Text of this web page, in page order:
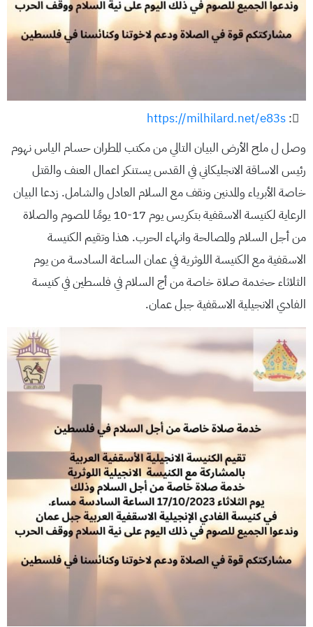
:
https://milhilard.net/e83s
وصل ل ملح الأرض البيان التالي من مكتب المطران حسام الياس نهوم
رئيس الاساقة الانجليكاني في القدس يستنكر اعمال العنف والقتل
خاصة الأبرياء والمدنين ونقف مع السلام العادل والشامل. زدعا البيان
الرعاية لكنيسة الاسقفية بتكريس يوم 17-10 يومًا للصوم والصلاة
من أجل السلام والمصالحة وانهاء الحرب. هذا وتقيم الكنيسة
الاسقفية مع الكنيسة اللوثرية في عمان الساعة السادسة من يوم
الثلاثاء حخدمة صلاة خاصة من أج السلام في فلسطين في كنيسة
الفادي الانجيلية الاسقفية جبل عمان.